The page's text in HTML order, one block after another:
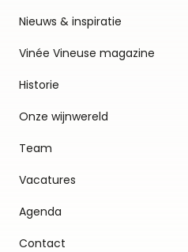
Nieuws & inspiratie
Vinée Vineuse magazine
Historie
Onze wijnwereld
Team
Vacatures
Agenda
Contact